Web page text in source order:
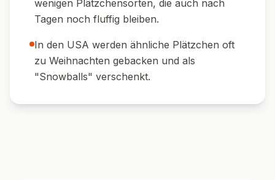
🍨 Als Dessert:Zwei Wölkchen und eine
Kugel Vanilleeis – himmlisch!
🎁 Zum Verschenken:Hübsch verpackt im
Glas oder Beutel als süßes Präsent.